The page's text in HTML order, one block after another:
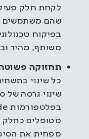
לקחת חלק
שהם משתמשים
בפיקוח
משותף, מהיר
תחזוקה פשוטה
כל שינוי
שינוי גרסה של
מטופלים
מפחית את